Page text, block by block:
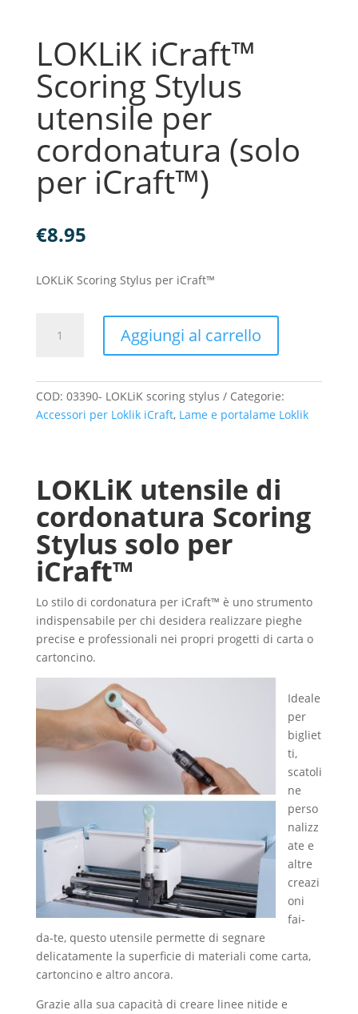
LOKLiK iCraft™
Scoring Stylus
utensile per
cordonatura (solo
per iCraft™)
€8.95
LOKLiK Scoring Stylus per iCraft™
iCraft™
utensile
per
iCraft™)
Aggiungi al carrello
COD: 03390- LOKLiK scoring stylus
Categorie:
Accessori per Loklik iCraft, Lame e portalame Loklik
LOKLiK utensile di
cordonatura Scoring
Stylus solo per
iCraft™
Lo stilo di cordonatura per iCraft™ è uno strumento
indispensabile per chi desidera realizzare pieghe
precise e professionali nei propri progetti di carta o
cartoncino.
Ideale
per
bigliet
ti,
scatoli
ne
perso
nalizz
ate e
altre
creazi
oni
fai-
da-te, questo utensile permette di segnare
delicatamente la superficie di materiali come carta,
cartoncino e altro ancora.
Grazie alla sua capacità di creare linee nitide e